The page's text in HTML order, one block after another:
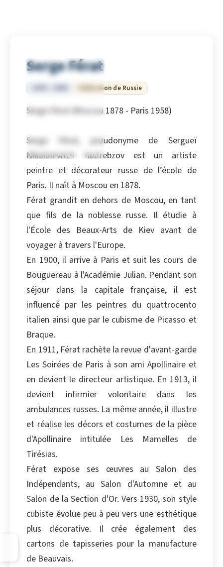
Serge Férat
Fédération de Russie
Serge Férat (Moscou 1878 - Paris 1958)
Serge Férat, pseudonyme de Sergueï
Nikolaïevitch Yastrebzov est un artiste
peintre et décorateur russe de l’école de
Paris. Il naît à Moscou en 1878.
Férat grandit en dehors de Moscou, en tant
que fils de la noblesse russe. Il étudie à
l'École des Beaux-Arts de Kiev avant de
voyager à travers l'Europe.
En 1900, il arrive à Paris et suit les cours de
Bouguereau à l'Académie Julian. Pendant son
séjour dans la capitale française, il est
influencé par les peintres du quattrocento
italien ainsi que par le cubisme de Picasso et
Braque.
En 1911, Férat rachète la revue d'avant-garde
Les Soirées de Paris à son ami Apollinaire et
en devient le directeur artistique. En 1913, il
devient infirmier volontaire dans les
ambulances russes. La même année, il illustre
et réalise les décors et costumes de la pièce
d'Apollinaire intitulée Les Mamelles de
Tirésias.
Férat expose ses œuvres au Salon des
Indépendants, au Salon d'Automne et au
Salon de la Section d'Or. Vers 1930, son style
cubiste évolue peu à peu vers une esthétique
plus décorative. Il crée également des
cartons de tapisseries pour la manufacture
de Beauvais.
Copier